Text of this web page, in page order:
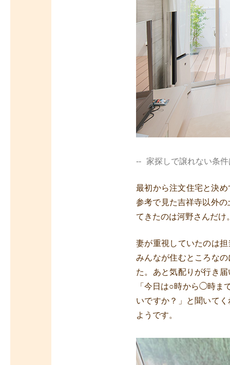
家探しで譲れない条
最初から注文住宅と決
参考で見た吉祥寺以外
てきたのは河野さんだけ
妻が重視していたのは
みんなが住むところな
た。あと気配りが行き
「今日は○時から◯時ま
いですか？」と聞いて
ようです。